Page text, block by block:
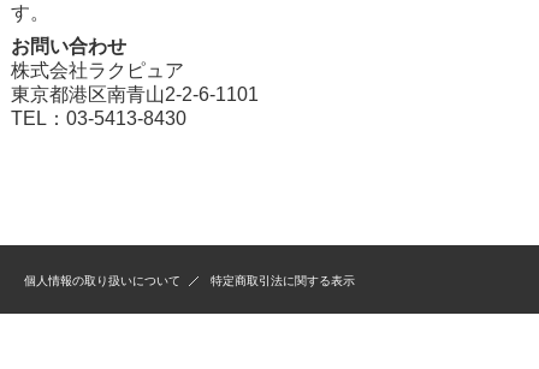
す。
お問い合わせ
株式会社ラクピュア
東京都港区南青山2-2-6-1101
TEL：03-5413-8430
個人情報の取り扱いについて 特定商取引法に関する表示